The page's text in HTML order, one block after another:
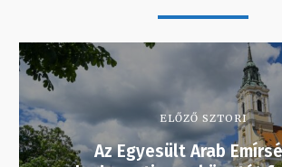
ELŐZŐ SZTORI
Az Egyesült Arab